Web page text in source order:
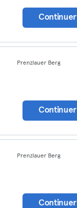
Continuer
Prenzlauer Berg
Continuer
Prenzlauer Berg
Continuer